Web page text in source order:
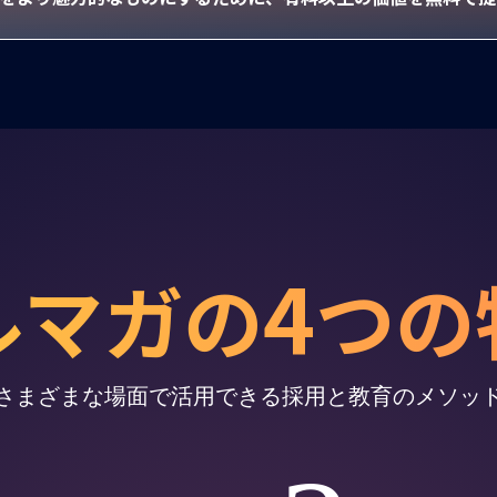
ガの4つ
まざまな場面で活用できる採用と教育のメソッ